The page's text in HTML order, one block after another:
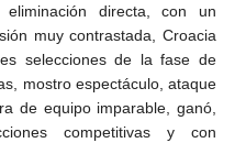
directa, con un
muy contrastada, Croacia
selecciones de la fase de
mostro espectáculo, ataque
de equipo imparable, ganó,
competitivas y con